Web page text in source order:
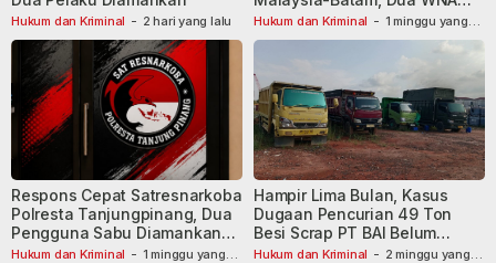
Hukum dan Kriminal - 2 hari yang lalu Hukum dan Kriminal - 1 minggu yang
Masih Diburu
Hukum dan Kriminal - 1 minggu yang
Respons Cepat Satresnarkoba
Polresta Tanjungpinang, Dua
Pengguna Sabu Diamankan
Usai Dilaporkan ke Call Center
Hukum dan Kriminal - 2 minggu yang
Hampir Lima Bulan, Kasus
Dugaan Pencurian 49 Ton
Besi Scrap PT BAI Belum
Tetapkan Tersangka